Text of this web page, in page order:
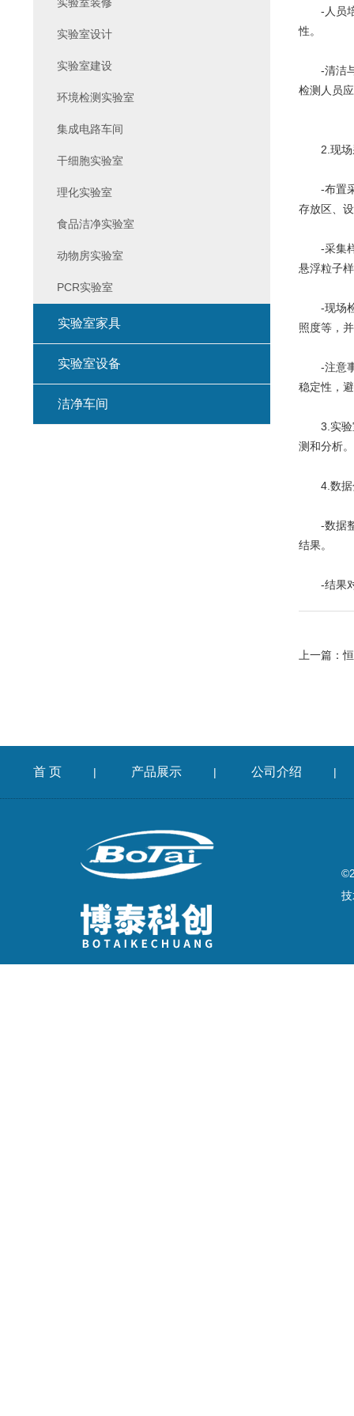
-人员培
性。
-清洁与
检测人员
2.现场
-布置采
存放区、
-采集样
悬浮粒子
-现场检
照度等，
-注意事
稳定性，
3.实验室
测和分析
4.数据
-数据整
结果。
-结果对
上一篇：
实验室设计
实验室建设
环境检测实验室
集成电路车间
干细胞实验室
理化实验室
食品洁净实验室
动物房实验室
PCR实验室
实验室家具
实验室设备
洁净车间
首 页 | 产品展示 | 公司介绍 |